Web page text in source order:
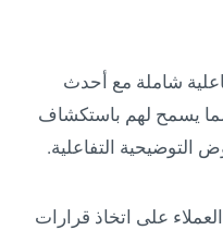
شاملة مع أحدث
يسمح لهم باستكشاف
التوضيحية التفاعلية.
على اتخاذ قرارات